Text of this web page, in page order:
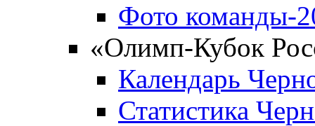
Фото команды-
«Олимп-Кубок
Календарь
Статистика